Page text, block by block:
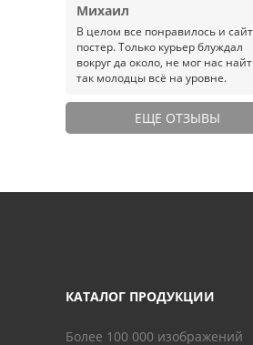
Михаил
В целом все понравилось и
постер. Только курьер блуждал
вокруг да около, не мог нас
так молодцы всё на уровне.
ЕЩЕ ОТЗЫВЫ
КАТАЛОГ ПРОДУКЦИИ
Более 100 000 изображений